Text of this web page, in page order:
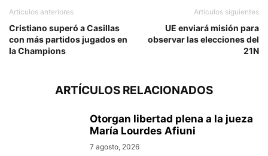
Artículos anteriores
Cristiano superó a Casillas
con más partidos jugados en
la Champions
Artículos siguientes
UE enviará misión para
observar las elecciones del
21N
ARTÍCULOS RELACIONADOS
Otorgan libertad plena a la jueza
María Lourdes Afiuni
7 agosto, 2026